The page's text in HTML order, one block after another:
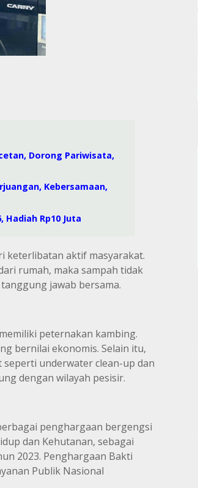
Dorong Pariwisata,
Kebersamaan,
Hadiah Rp10 Juta
keterlibatan aktif masyarakat.
rumah, maka sampah tidak
jawab bersama.
peternakan kambing.
bernilai ekonomis. Selain itu,
underwater clean-up dan
dengan wilayah pesisir.
penghargaan bergengsi
dan Kehutanan, sebagai
2023. Penghargaan Bakti
Publik Nasional